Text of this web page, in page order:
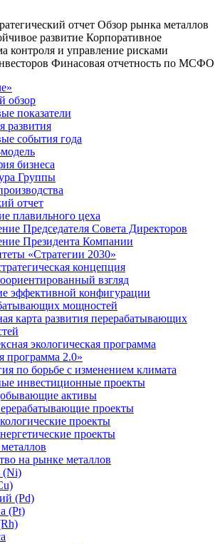
отчет Обзор рынка металлов
развитие Корпоративное
контроля и управление рисками
Финасовая отчетность по МСФО
обзор
показатели
развития
события года
бизнеса
Группы
отчет
плавильного цеха
Председателя Совета Директоров
Президента Компании
«Стратегии 2030»
концепция
взгляд
эффективной конфигурации
мощностей
карта развития перерабатывающих
экологическая программа
программа 2.0»
по борьбе с изменением климата
инвестиционные проекты
активы
проекты
проекты
проекты
на рынке металлов
(Ni)
(Pd)
(Pt)